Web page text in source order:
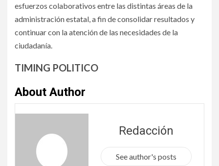
esfuerzos colaborativos entre las distintas áreas de la
administración estatal, a fin de consolidar resultados y
continuar con la atención de las necesidades de la
ciudadanía.
TIMING POLITICO
About Author
Redacción
See author's posts